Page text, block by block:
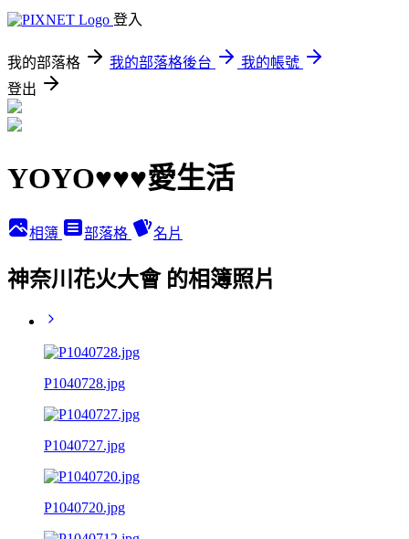
登入
我的部落格 我的部落格後台
我的帳號
登出
YOYO♥♥♥愛生活
相簿 部落格 名片
神奈川花火大會 的相簿照片
P1040728.jpg
P1040727.jpg
P1040720.jpg